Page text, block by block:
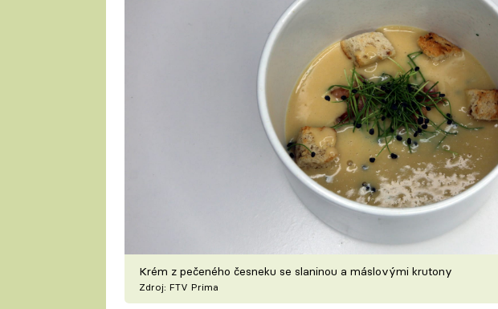
Krém z pečeného česneku se slaninou a máslovými krutony
Zdroj: FTV Prima